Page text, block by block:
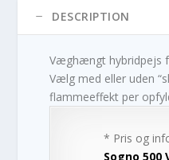
DESCRIPTION
Væghængt hybridpejs
Vælg med eller uden
flammeeffekt per
* Pris og
Sogno